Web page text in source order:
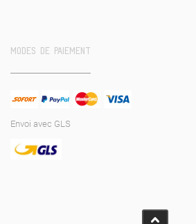
MODES DE PAIEMENT
Envoi avec GLS